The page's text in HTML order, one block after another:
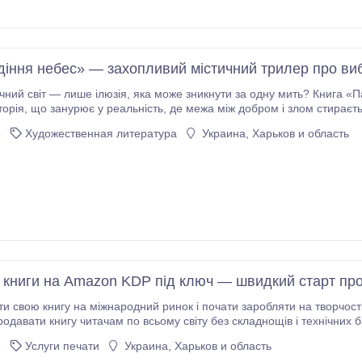
небес» — захопливий містичний трилер про
ніж невідомість. Двоє
Художественная литература Украина, Харьков и область
книги на Amazon KDP під ключ — швидкий старт
свою книгу на міжнародний ринок і почати заробляти на
книгу читачам по всьому світу без складнощів і технічних бар’єрів. Ми беремо на себе
Услуги печати Украина, Харьков и область